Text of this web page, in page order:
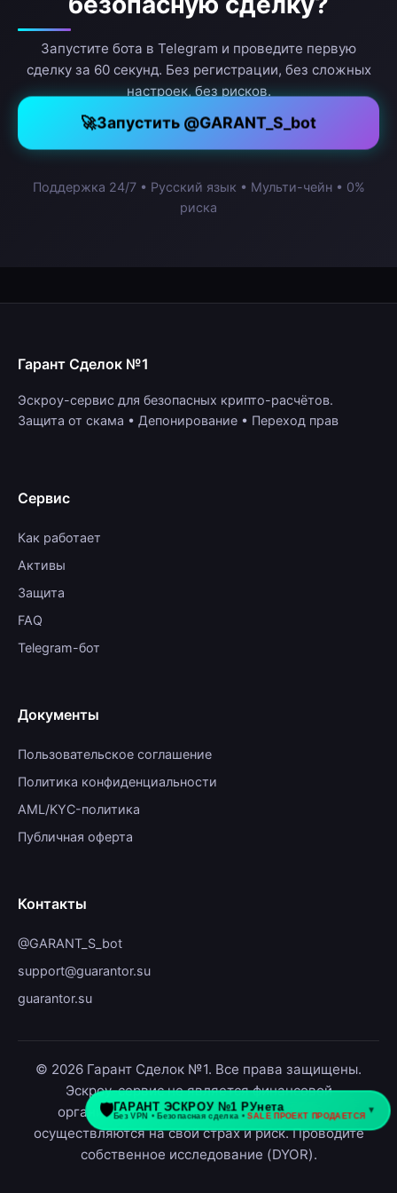
Запустите бота в Telegram и проведите первую
сделку за 60 секунд. Без регистрации, без сложных
настроек, без рисков.
🚀Запустить @GARANT_S_bot
Поддержка 24/7 • Русский язык • Мульти-чейн • 0%
риска
Гарант Сделок №1
Эскроу-сервис для безопасных крипто-расчётов.
Защита от скама • Депонирование • Переход прав
Сервис
Как работает
Активы
Защита
FAQ
Telegram-бот
Документы
Пользовательское соглашение
Политика конфиденциальности
AML/KYC-политика
Публичная оферта
Контакты
@GARANT_S_bot
support@guarantor.su
guarantor.su
© 2026 Гарант Сделок №1. Все права защищены.
Эскроу-сервис не является финансовой
организацией. Криптовалютные операции
осуществляются на свой страх и риск. Проводите
собственное исследование (DYOR).